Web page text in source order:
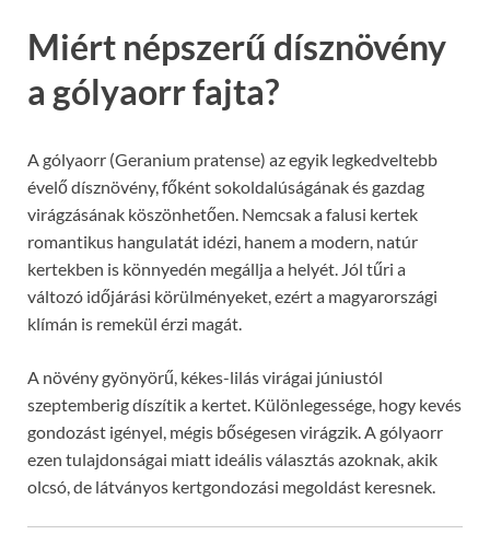
Miért népszerű dísznövény
a gólyaorr fajta?
A gólyaorr (Geranium pratense) az egyik legkedveltebb
évelő dísznövény, főként sokoldalúságának és gazdag
virágzásának köszönhetően. Nemcsak a falusi kertek
romantikus hangulatát idézi, hanem a modern, natúr
kertekben is könnyedén megállja a helyét. Jól tűri a
változó időjárási körülményeket, ezért a magyarországi
klímán is remekül érzi magát.
A növény gyönyörű, kékes-lilás virágai júniustól
szeptemberig díszítik a kertet. Különlegessége, hogy kevés
gondozást igényel, mégis bőségesen virágzik. A gólyaorr
ezen tulajdonságai miatt ideális választás azoknak, akik
olcsó, de látványos kertgondozási megoldást keresnek.